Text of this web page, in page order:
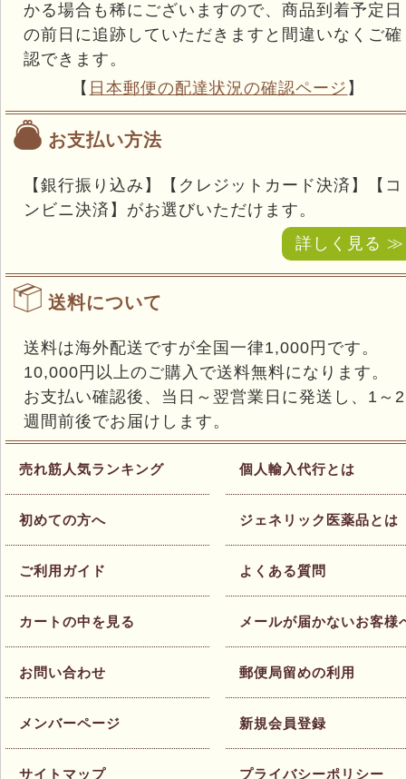
かる場合も稀にございますので、商品到着予定日
の前日に追跡していただきますと間違いなくご確
認できます。
【 日本郵便の配達状況の確認ページ 】
お支払い方法
【銀行振り込み】【クレジットカード決済】【コ
ンビニ決済】がお選びいただけます。
詳しく見る ≫
送料について
送料は海外配送ですが全国一律1,000円です。
10,000円以上のご購入で送料無料になります。
お支払い確認後、当日～翌営業日に発送し、1～2
週間前後でお届けします。
売れ筋人気ランキング
初めての方へ
ご利用ガイド
カートの中を見る
お問い合わせ
メンバーページ
サイトマップ
個人輸入代行とは
ジェネリック医薬品とは
よくある質問
メールが届かないお客様
郵便局留めの利用
新規会員登録
プライバシーポリシー